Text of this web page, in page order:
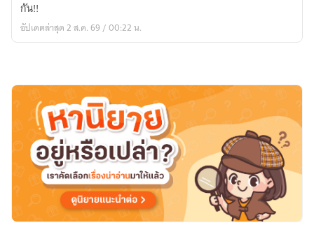
หนู
น้อย
กับ
ครอบครัว
ขอน
ทองคำ
ใน
ยุค
70
กัน!!
อัปเดตล่าสุด 2 ส.ค. 69 / 00:22 น.